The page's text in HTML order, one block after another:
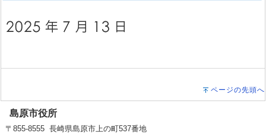
ページの先頭へ
島原市役所
〒855-8555 長崎県島原市上の町537番地